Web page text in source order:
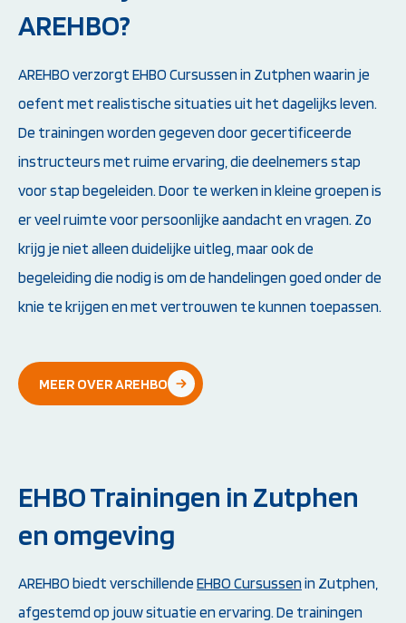
AREHBO?
AREHBO verzorgt EHBO Cursussen in Zutphen waarin je
oefent met realistische situaties uit het dagelijks leven.
De trainingen worden gegeven door gecertificeerde
instructeurs met ruime ervaring, die deelnemers stap
voor stap begeleiden. Door te werken in kleine groepen is
er veel ruimte voor persoonlijke aandacht en vragen. Zo
krijg je niet alleen duidelijke uitleg, maar ook de
begeleiding die nodig is om de handelingen goed onder de
knie te krijgen en met vertrouwen te kunnen toepassen.
MEER OVER AREHBO
EHBO Trainingen in Zutphen
en omgeving
AREHBO biedt verschillende EHBO Cursussen in Zutphen,
afgestemd op jouw situatie en ervaring. De trainingen